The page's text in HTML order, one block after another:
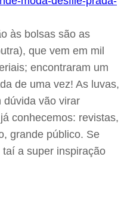
às bolsas são as
que vem em mil
encontraram um
de uma vez! As luvas,
dúvida vão virar
conhecemos: revistas,
grande público. Se
a super inspiração